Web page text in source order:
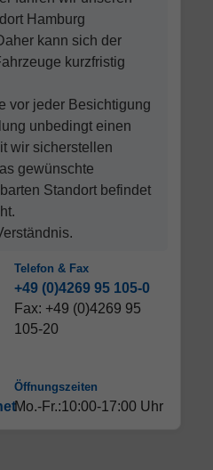
Hamburg
kann sich der
kurzfristig
vor jeder Besichtigung
unbedingt einen
wir sicherstellen
gewünschte
Standort befindet
Telefon & Fax
+49 (0)4269 95 105-0
Fax: +49 (0)4269 95
105-20
Öffnungszeiten
Mo.-Fr.:10:00-17:00 Uhr